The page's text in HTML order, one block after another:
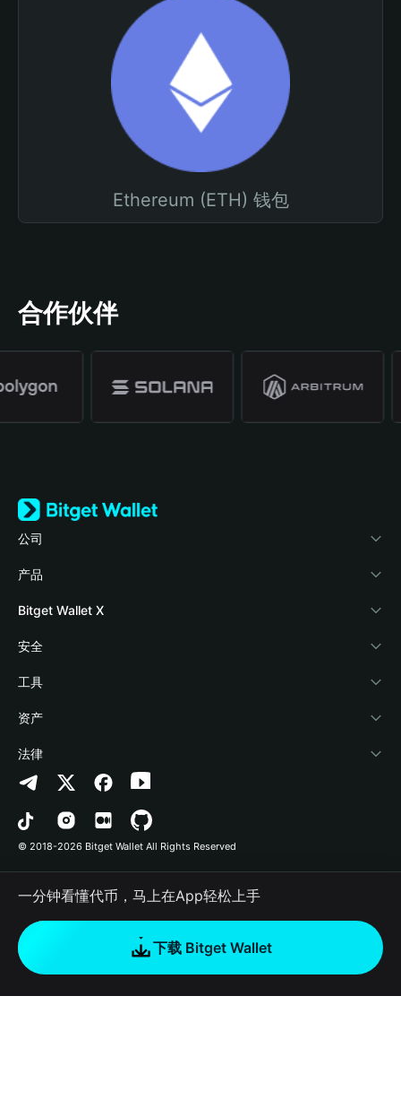
Ethereum (ETH) 钱包
合作伙伴
公司
关于 Bitget Wallet
博客
学院
加密资讯
帮助中心
联系我们
品牌资源
工作机会
产品
加密卡
稳定币理财
Payfi Crypto
Crypto Swap API
山寨季指数
预测市场
DApp
RWA
如何购买加密货币
Bitget Wallet X
开发者文档
接入钱包
Bitget Wallet Pay
合作上架
安全
风险保障基金
安全防护技术
工具
快捷买币
授权检测
合约检测
批量转账
资产
Arbitrum
Avalanche
Bitcoin
Polygon
法律
隐私协议
用户使用协议
© 2018-2026 Bitget Wallet All Rights Reserved
一分钟看懂代币，马上在App轻松上手
下载 Bitget Wallet